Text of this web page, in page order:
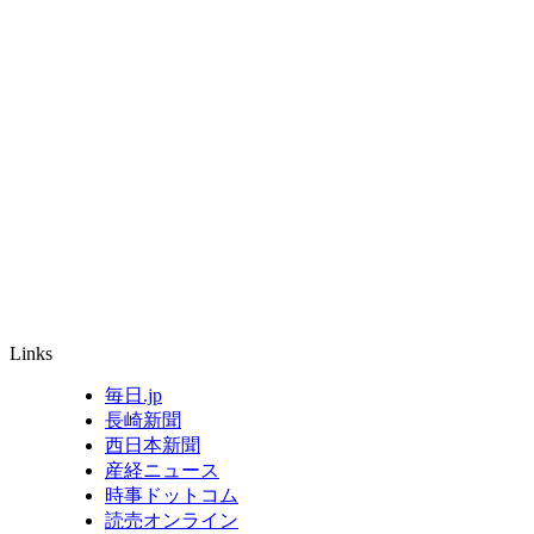
Links
毎日.jp
長崎新聞
西日本新聞
産経ニュース
時事ドットコム
読売オンライン